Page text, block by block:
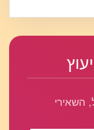
השאירי